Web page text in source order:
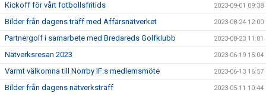
Kickoff för vårt fotbollsfritids 2023-09-01 09:38
Bilder från dagens träff med Affärsnätverket 2023-08-24 12:00
Partnergolf i samarbete med Bredareds Golfklubb 2023-08-23 11:01
Nätverksresan 2023 2023-06-19 15:04
Varmt välkomna till Norrby IF:s medlemsmöte 2023-06-13 16:57
Bilder från dagens nätverksträff 2023-05-11 10:44